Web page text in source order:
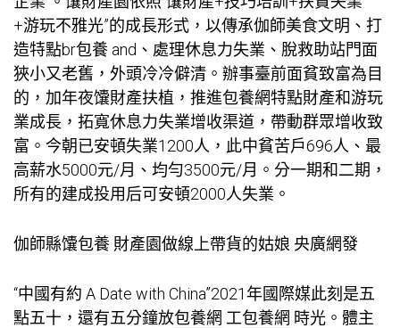
+游玩不雅光”的成長形式，以傳承伽師美食文明、打
造特點br包養 and、處理休息力失業、脫救助站門面
狹小又老舊，外頭冷冷僻清。辦事臺前面貧致富為目
的，加年夜馕財產扶植，推進包養網特點財產和游玩
業成長，拓寬休息力失業增收渠道，帶動群眾增收致
富。今朝已安頓失業1200人，此中貧苦戶696人、最
高薪水5000元/月、均勻3500元/月。分一期和二期，
所有的建成投用后可安頓2000人失業。
伽師縣馕包養 財產園做線上帶貨的姑娘 央廣網發
“中國有約 A Date with China”2021年國際媒此刻是五
點五十，還有五分鐘放包養網 工包養網 時光。體主